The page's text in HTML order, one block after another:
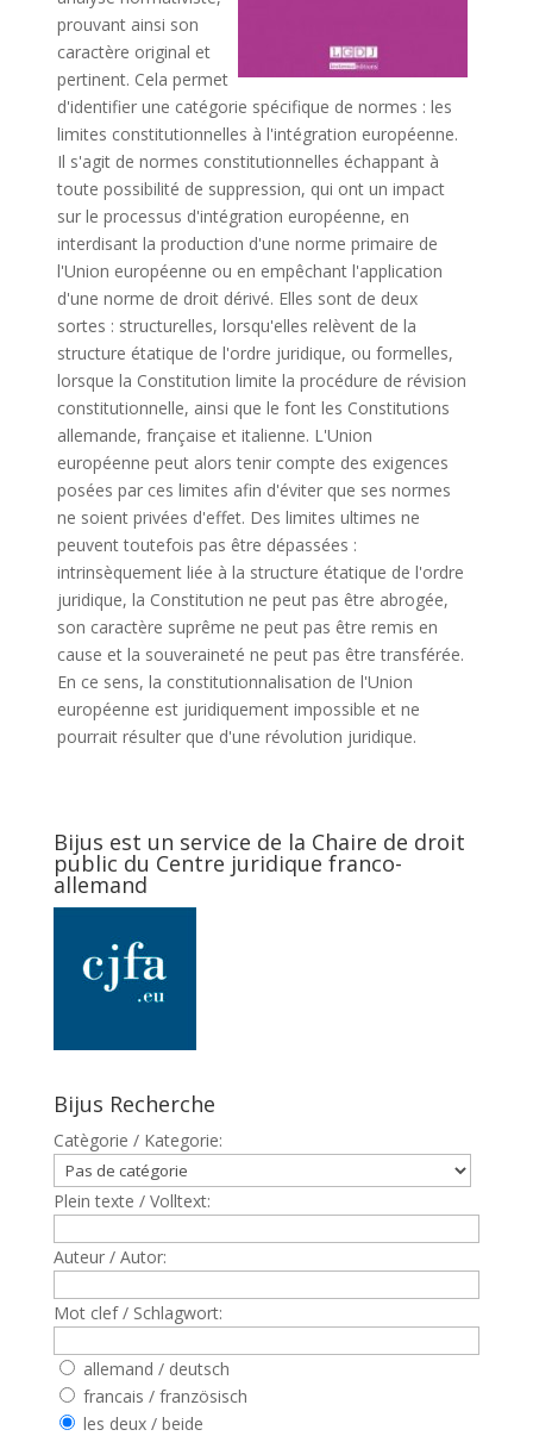
prouvant ainsi son
caractère original et
pertinent. Cela permet
d'identifier une catégorie spécifique de normes : les
limites constitutionnelles à l'intégration européenne.
Il s'agit de normes constitutionnelles échappant à
toute possibilité de suppression, qui ont un impact
sur le processus d'intégration européenne, en
interdisant la production d'une norme primaire de
l'Union européenne ou en empêchant l'application
d'une norme de droit dérivé. Elles sont de deux
sortes : structurelles, lorsqu'elles relèvent de la
structure étatique de l'ordre juridique, ou formelles,
lorsque la Constitution limite la procédure de révision
constitutionnelle, ainsi que le font les Constitutions
allemande, française et italienne. L'Union
européenne peut alors tenir compte des exigences
posées par ces limites afin d'éviter que ses normes
ne soient privées d'effet. Des limites ultimes ne
peuvent toutefois pas être dépassées :
intrinsèquement liée à la structure étatique de l'ordre
juridique, la Constitution ne peut pas être abrogée,
son caractère suprême ne peut pas être remis en
cause et la souveraineté ne peut pas être transférée.
En ce sens, la constitutionnalisation de l'Union
européenne est juridiquement impossible et ne
pourrait résulter que d'une révolution juridique.
Bijus est un service de la Chaire de droit
public du Centre juridique franco-
allemand
Bijus Recherche
Catègorie / Kategorie:
Plein texte / Volltext:
Auteur / Autor:
Mot clef / Schlagwort:
allemand / deutsch
francais / französisch
les deux / beide